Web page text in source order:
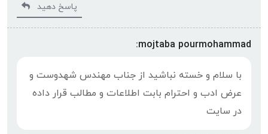
پاسخ دهید
mojtaba pourmohammad:
با سلام و خسته نباشید از جناب مهندس شهدوست و
عرض ادب و احترام بابت اطلاعات و مطالب قرار داده
در سایت